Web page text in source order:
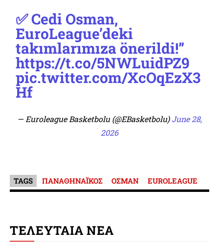
✅ Cedi Osman,
EuroLeague’deki
takımlarımıza önerildi!”
https://t.co/5NWLuidPZ9
pic.twitter.com/XcOqEzX3
Hf
— Euroleague Basketbolu (@EBasketbolu)June 28,
2026
TAGS ΠΑΝΑΘΗΝΑΪΚΟΣ ΟΣΜΑΝ EUROLEAGUE
ΤΕΛΕΥΤΑΙΑ ΝΕΑ